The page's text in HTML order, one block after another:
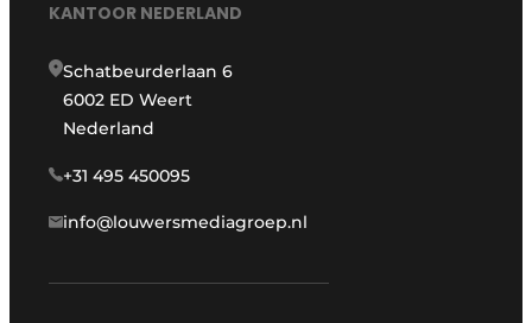
KANTOOR NEDERLAND
Schatbeurderlaan 6
6002 ED Weert
Nederland
+31 495 450095
info@louwersmediagroep.nl